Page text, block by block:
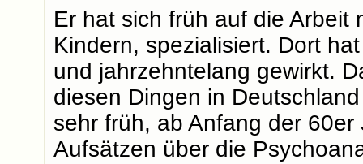
Er hat sich früh auf die Arbeit
Kindern, spezialisiert. Dort
und jahrzehntelang gewirkt.
diesen Dingen in
sehr früh, ab Anfang der
Aufsätzen über die